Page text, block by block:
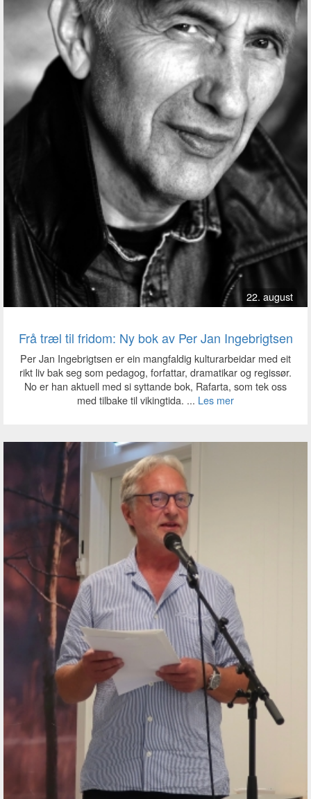
22. august
Frå træl til fridom: Ny bok av Per Jan Ingebrigtsen
Per Jan Ingebrigtsen er ein mangfaldig kulturarbeidar med eit
rikt liv bak seg som pedagog, forfattar, dramatikar og regissør.
No er han aktuell med si syttande bok, Rafarta, som tek oss
med tilbake til vikingtida. ... Les mer